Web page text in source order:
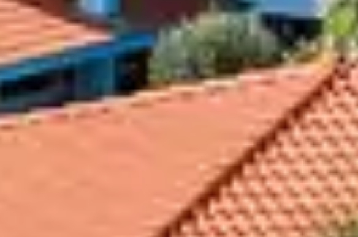
ambiance particulière à Capbreton. Le printemps invite à renouer
couleurs et sa douceur, idéale pour explorer la forêt landaise ou
apaisante, propice aux séjours détente et aux pauses hors du temps.
NATURE ET GRAND
vastes espaces naturels accessibles en toute saison. Les chemins
ou à vélo, sans contrainte de foule. Ces itinéraires sont